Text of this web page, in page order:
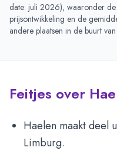
date: juli 2026), waaronder
prijsontwikkeling en de
andere plaatsen in de buurt van
Feitjes over
Haelen maakt deel
Limburg.